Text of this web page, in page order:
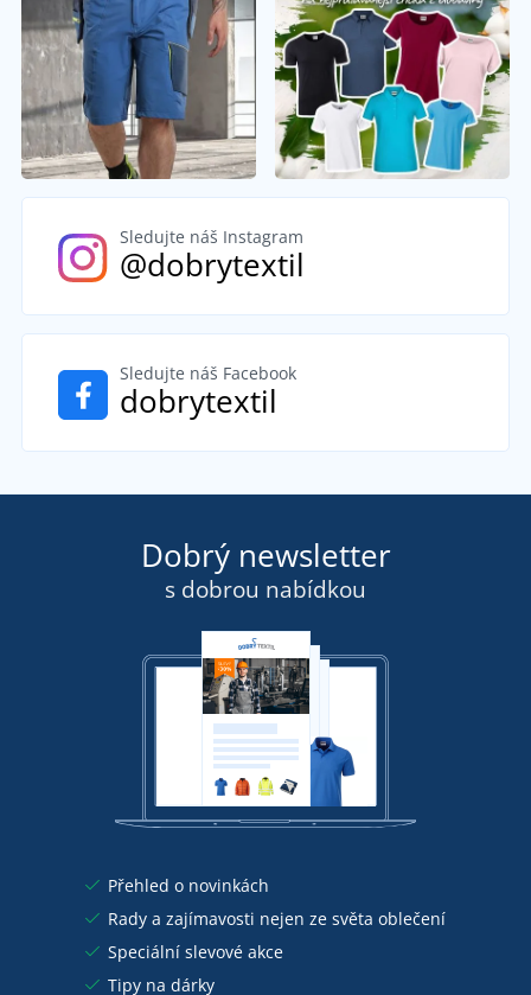
Sledujte náš Instagram
@dobrytextil
Sledujte náš Facebook
dobrytextil
Dobrý newsletter
s dobrou nabídkou
Přehled o novinkách
Rady a zajímavosti nejen ze světa oblečení
Speciální slevové akce
Tipy na dárky